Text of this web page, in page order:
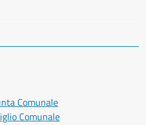
Comunale
Comunale